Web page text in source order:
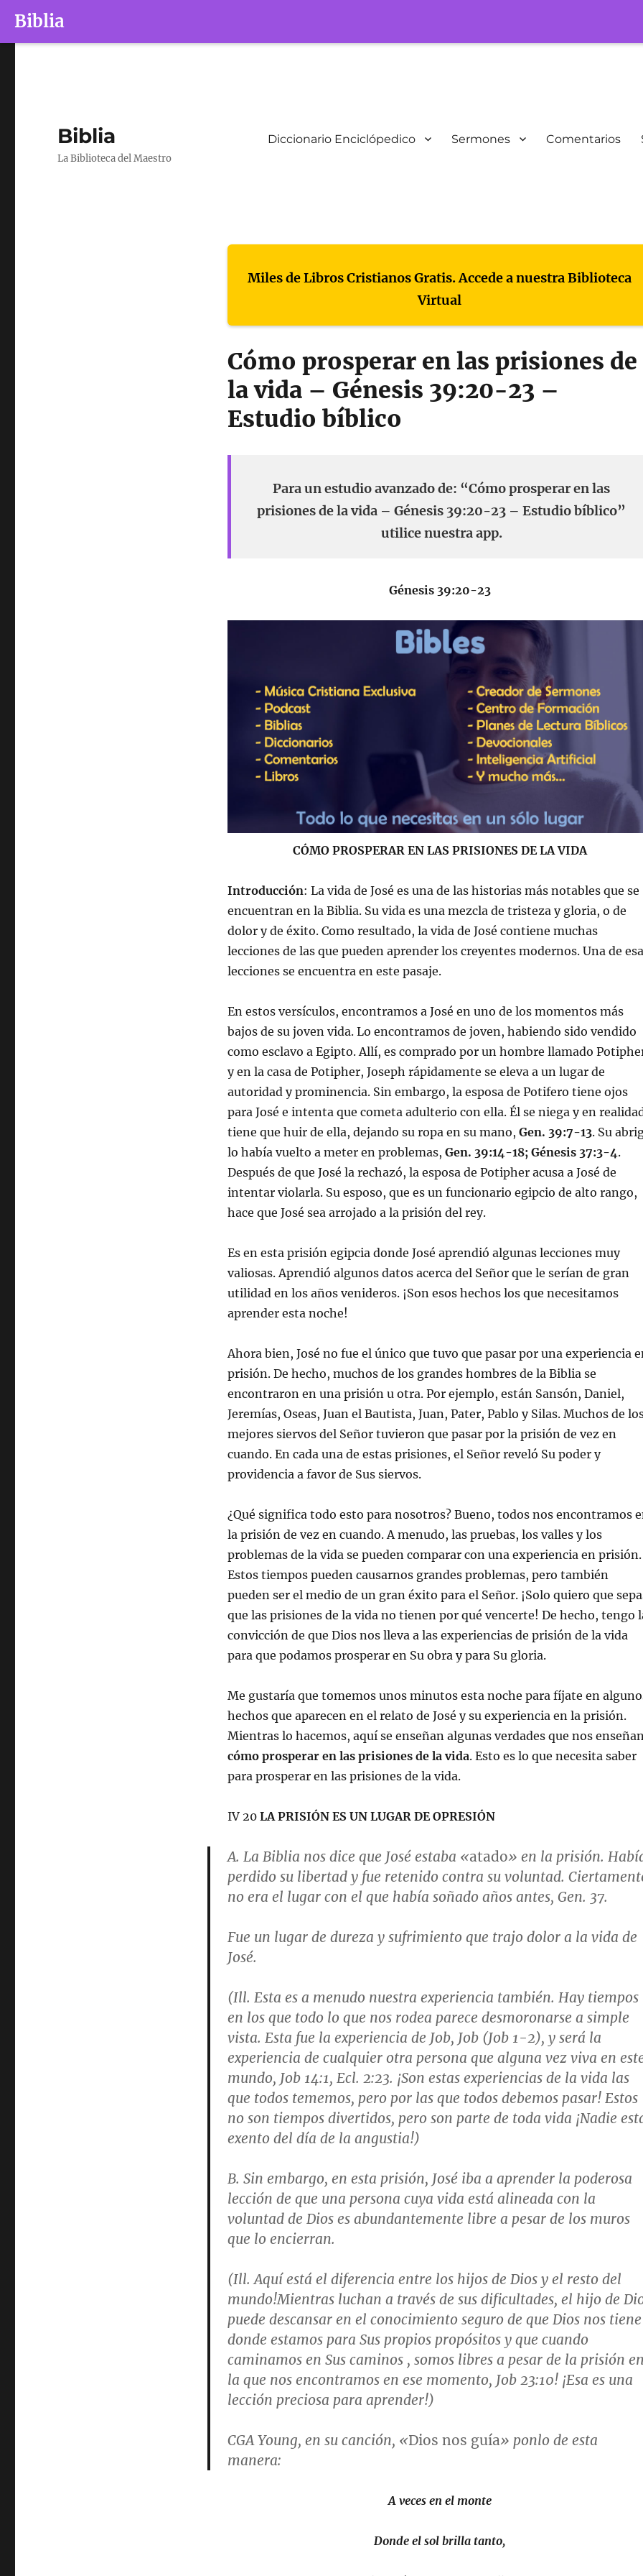
Biblia
Biblia
La Biblioteca del Maestro
Diccionario Enciclópedico Sermones Comentarios
Miles de Libros Cristianos Gratis. Accede a nuestra Biblioteca
Virtual
Cómo prosperar en las prisiones de
la vida – Génesis 39:20-23 –
Estudio bíblico
Para un estudio avanzado de: “Cómo prosperar en las
prisiones de la vida – Génesis 39:20-23 – Estudio bíblico”
utilice nuestra app.
Génesis 39:20-23
CÓMO PROSPERAR EN LAS PRISIONES DE LA VIDA
Introducción: La vida de José es una de las historias más notables que se
encuentran en la Biblia. Su vida es una mezcla de tristeza y gloria, o de
dolor y de éxito. Como resultado, la vida de José contiene muchas
lecciones de las que pueden aprender los creyentes modernos. Una de
lecciones se encuentra en este pasaje.
En estos versículos, encontramos a José en uno de los momentos más
bajos de su joven vida. Lo encontramos de joven, habiendo sido vendido
como esclavo a Egipto. Allí, es comprado por un hombre llamado
y en la casa de Potipher, Joseph rápidamente se eleva a un lugar de
autoridad y prominencia. Sin embargo, la esposa de Potifero tiene ojos
para José e intenta que cometa adulterio con ella. Él se niega y en
tiene que huir de ella, dejando su ropa en su mano, Gen. 39:7-13. Su
lo había vuelto a meter en problemas, Gen. 39:14-18; Génesis 37:3-4.
Después de que José la rechazó, la esposa de Potipher acusa a José de
intentar violarla. Su esposo, que es un funcionario egipcio de alto rango,
hace que José sea arrojado a la prisión del rey.
Es en esta prisión egipcia donde José aprendió algunas lecciones muy
valiosas. Aprendió algunos datos acerca del Señor que le serían de gran
utilidad en los años venideros. ¡Son esos hechos los que necesitamos
aprender esta noche!
Ahora bien, José no fue el único que tuvo que pasar por una experiencia
prisión. De hecho, muchos de los grandes hombres de la Biblia se
encontraron en una prisión u otra. Por ejemplo, están Sansón, Daniel,
Jeremías, Oseas, Juan el Bautista, Juan, Pater, Pablo y Silas. Muchos de
mejores siervos del Señor tuvieron que pasar por la prisión de vez en
cuando. En cada una de estas prisiones, el Señor reveló Su poder y
providencia a favor de Sus siervos.
¿Qué significa todo esto para nosotros? Bueno, todos nos encontramos
la prisión de vez en cuando. A menudo, las pruebas, los valles y los
problemas de la vida se pueden comparar con una experiencia en prisión.
Estos tiempos pueden causarnos grandes problemas, pero también
pueden ser el medio de un gran éxito para el Señor. ¡Solo quiero que
que las prisiones de la vida no tienen por qué vencerte! De hecho, tengo
convicción de que Dios nos lleva a las experiencias de prisión de la vida
para que podamos prosperar en Su obra y para Su gloria.
Me gustaría que tomemos unos minutos esta noche para fíjate en
hechos que aparecen en el relato de José y su experiencia en la prisión.
Mientras lo hacemos, aquí se enseñan algunas verdades que nos
cómo prosperar en las prisiones de la vida. Esto es lo que necesita saber
para prosperar en las prisiones de la vida.
IV 20 LA PRISIÓN ES UN LUGAR DE OPRESIÓN
A. La Biblia nos dice que José estaba «atado» en la prisión.
perdido su libertad y fue retenido contra su voluntad.
no era el lugar con el que había soñado años antes, Gen. 37.
Fue un lugar de dureza y sufrimiento que trajo dolor a la vida de
José.
(Ill. Esta es a menudo nuestra experiencia también. Hay tiempos
en los que todo lo que nos rodea parece desmoronarse a simple
vista. Esta fue la experiencia de Job, Job (Job 1-2), y será la
experiencia de cualquier otra persona que alguna vez viva en
mundo, Job 14:1, Ecl. 2:23. ¡Son estas experiencias de la vida las
que todos tememos, pero por las que todos debemos pasar! Estos
no son tiempos divertidos, pero son parte de toda vida ¡Nadie
exento del día de la angustia!)
B. Sin embargo, en esta prisión, José iba a aprender la poderosa
lección de que una persona cuya vida está alineada con la
voluntad de Dios es abundantemente libre a pesar de los muros
que lo encierran.
(Ill. Aquí está el diferencia entre los hijos de Dios y el resto del
mundo!Mientras luchan a través de sus dificultades, el hijo de
puede descansar en el conocimiento seguro de que Dios nos tiene
donde estamos para Sus propios propósitos y que cuando
caminamos en Sus caminos , somos libres a pesar de la prisión
la que nos encontramos en ese momento, Job 23:10! ¡Esa es una
lección preciosa para aprender!)
CGA Young, en su canción, «Dios nos guía» ponlo de esta
manera:
A veces en el monte
Donde el sol brilla tanto,